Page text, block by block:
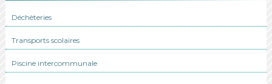
Déchèteries
Transports scolaires
Piscine intercommunale